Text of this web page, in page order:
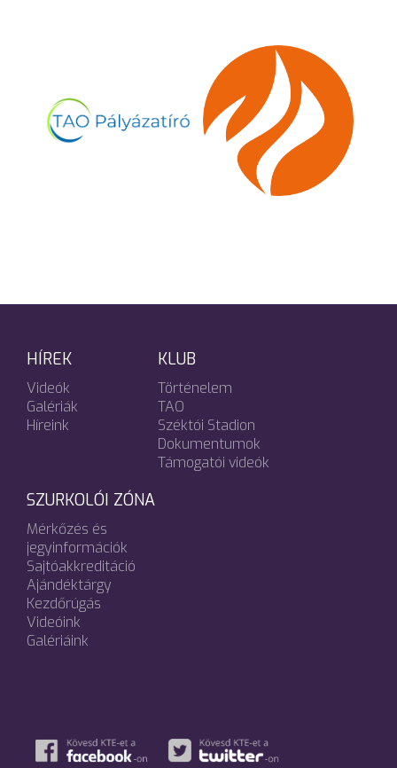
HÍREK
Videók
Galériák
Híreink
KLUB
Történelem
TAO
Széktói Stadion
Dokumentumok
Támogatói videók
SZURKOLÓI ZÓNA
Mérkőzés és
jegyinformációk
Sajtóakkreditáció
Ajándéktárgy
Kezdőrúgás
Videóink
Galériáink